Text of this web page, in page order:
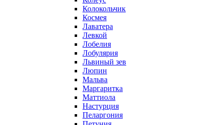
Колокольчик
Космея
Лаватера
Левкой
Лобелия
Лобулярия
Львиный зев
Люпин
Мальва
Маргаритка
Маттиола
Настурция
Пеларгония